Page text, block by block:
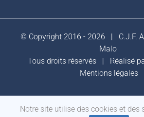
© Copyright 2016 - 2026 | C.J.F.
Malo
Tous droits réservés | Réalisé
Mentions légales
Facebook
Notre site utilise des cookies et des